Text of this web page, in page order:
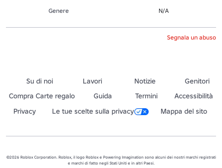
Genere
N/A
Segnala un abuso
Su di noi Lavori Notizie
Genitori
Compra Carte regalo
Guida Termini
Accessibilità
Privacy
Le tue scelte sulla privacy Mappa del sito
©2026 Roblox Corporation. Roblox, il logo Roblox e Powering Imagination sono alcuni dei nostri marchi registrati
e marchi di fatto negli Stati Uniti e in altri Paesi.